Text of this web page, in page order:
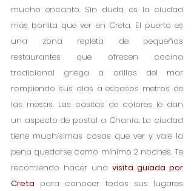
mucho encanto. Sin duda, es la ciudad
más bonita que ver en Creta. El puerto es
una zona repleta de pequeños
restaurantes que ofrecen cocina
tradicional griega a orillas del mar
rompiendo sus olas a escasos metros de
las mesas. Las casitas de colores le dan
un aspecto de postal a Chania. La ciudad
tiene muchísimas cosas que ver y vale la
pena quedarse como mínimo 2 noches. Te
recomiendo hacer una visita guiada por
Creta para conocer todos sus lugares